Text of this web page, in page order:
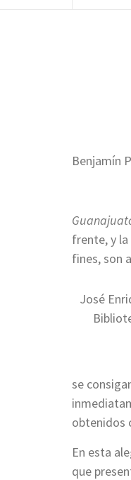
Benjamín
frente, y
fines, son
José
se
obtenidos
En esta
que